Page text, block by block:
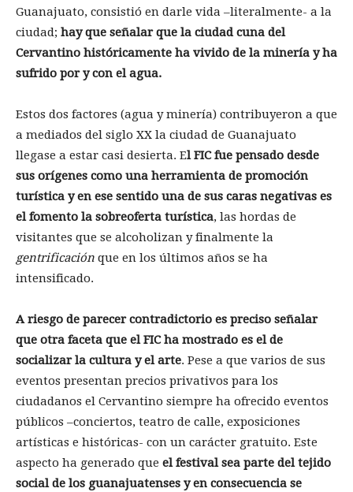
Guanajuato, consistió en darle vida –literalmente- a la
ciudad; hay que señalar que la ciudad cuna del
Cervantino históricamente ha vivido de la minería y ha
sufrido por y con el agua.
Estos dos factores (agua y minería) contribuyeron a que
a mediados del siglo XX la ciudad de Guanajuato
llegase a estar casi desierta. El FIC fue pensado desde
sus orígenes como una herramienta de promoción
turística y en ese sentido una de sus caras negativas es
el fomento la sobreoferta turística, las hordas de
visitantes que se alcoholizan y finalmente la
gentrificación que en los últimos años se ha
intensificado.
A riesgo de parecer contradictorio es preciso señalar
que otra faceta que el FIC ha mostrado es el de
socializar la cultura y el arte. Pese a que varios de sus
eventos presentan precios privativos para los
ciudadanos el Cervantino siempre ha ofrecido eventos
públicos –conciertos, teatro de calle, exposiciones
artísticas e históricas- con un carácter gratuito. Este
aspecto ha generado que el festival sea parte del tejido
social de los guanajuatenses y en consecuencia se